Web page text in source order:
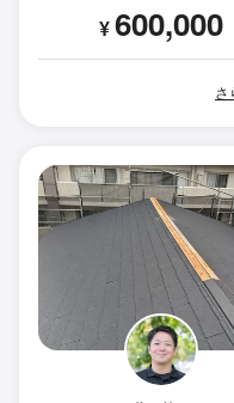
¥600,000
さ